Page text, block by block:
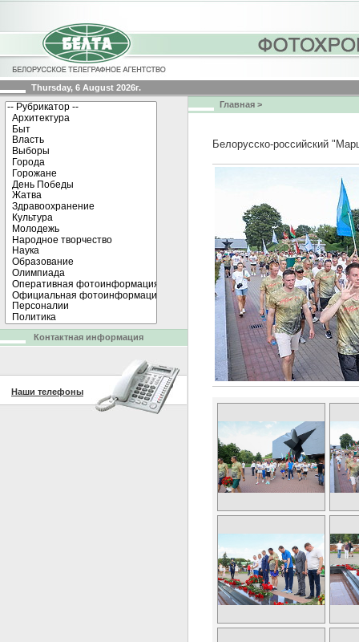
Thursday, 6 August 2026г.
Главная >
Белорусско-российский
Контактная информация
Наши телефоны